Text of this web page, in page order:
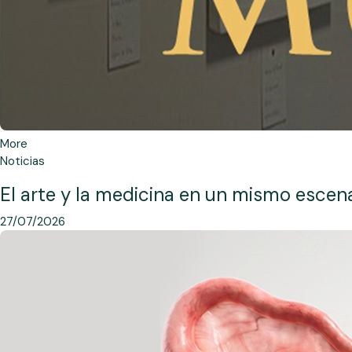
More
Noticias
El arte y la medicina en un mismo
27/07/2026